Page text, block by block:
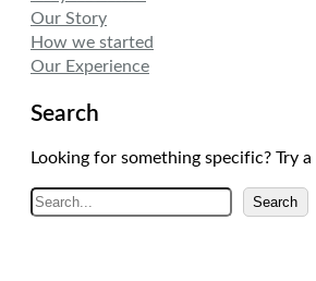
Our Story
How we started
Our Experience
Search
Looking for something specific? Try
A
r
Search